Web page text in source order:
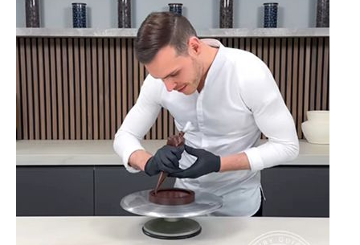
ビジネスと働き方のヒント
AI活用のいまが分かる
企業ITのトレンドを詳説
経営リーダーのコミュニティ
マーケ×ITの今がよく分かる
ITエンジニア向け専門サイト
企業向けIT製品の総合サイト